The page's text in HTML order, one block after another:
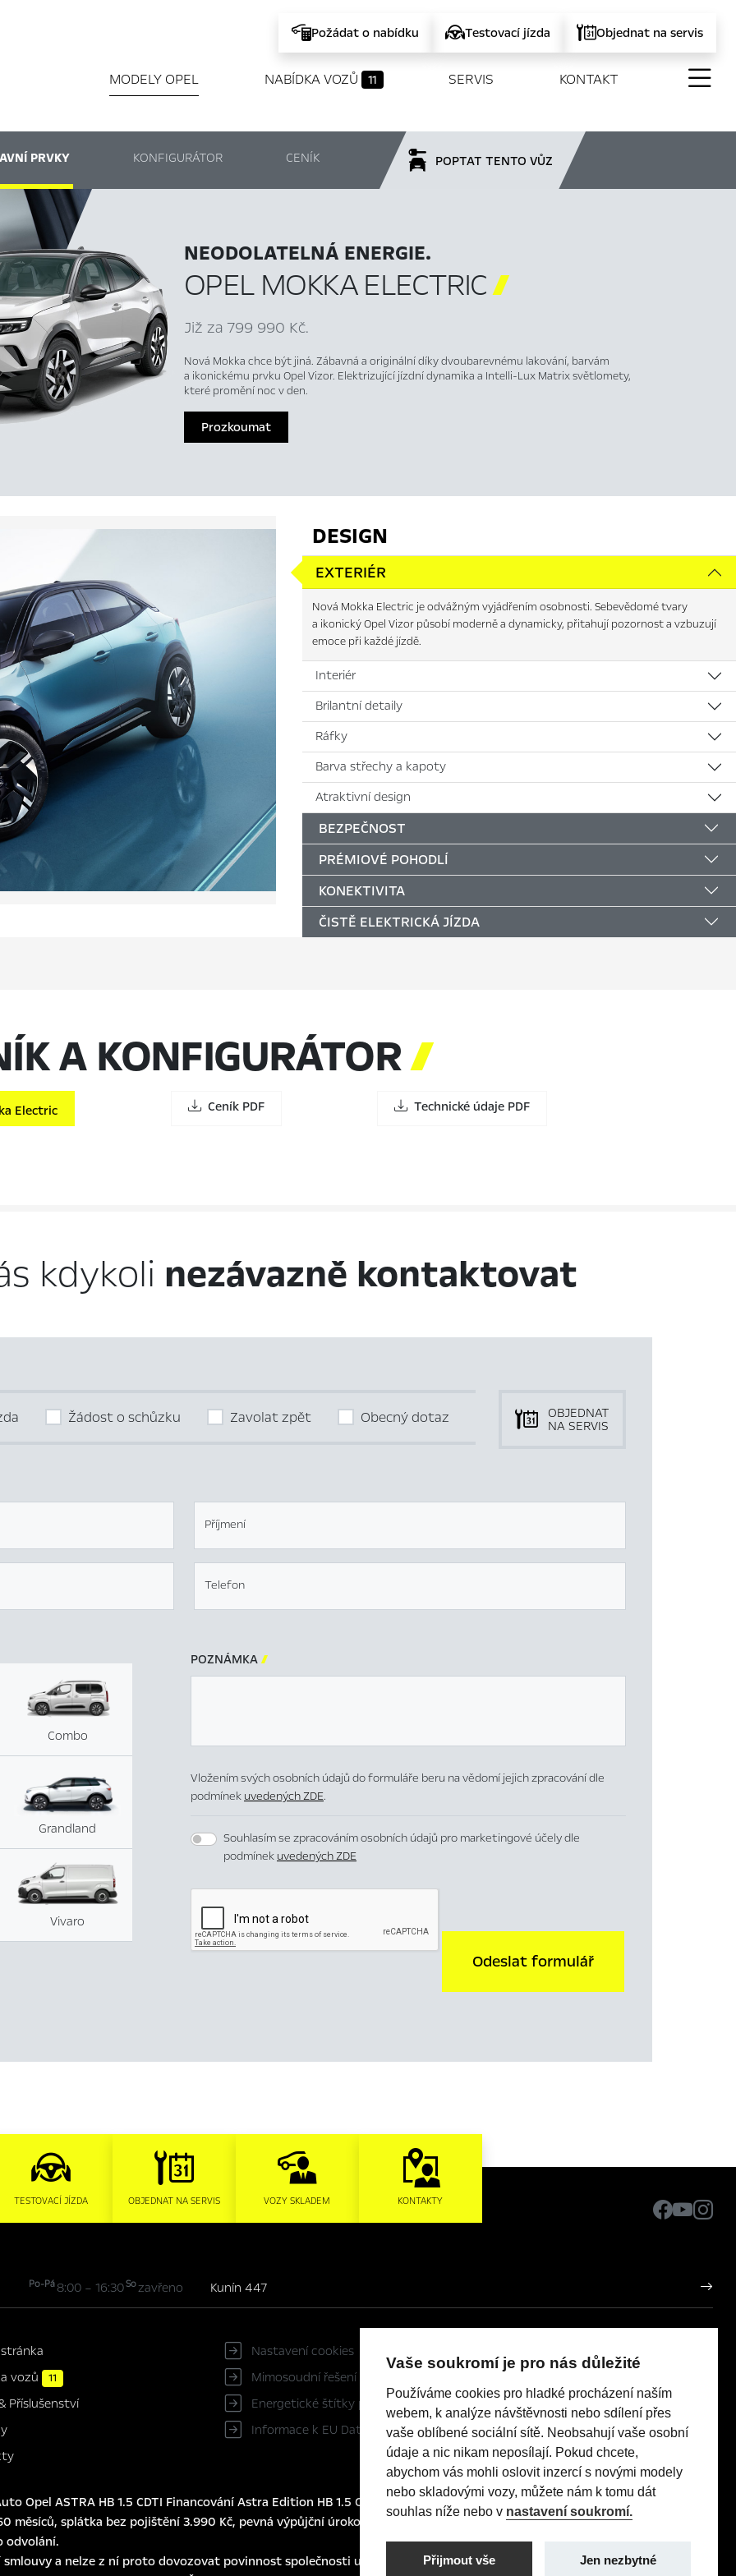
Požádat o nabídku Testovací jízda Objednat na servis
MODELY OPEL NABÍDKA VOZŮ 11 SERVIS KONTAKT
PRVKY KONFIGURÁTOR CENÍK POPTAT TENTO VŮZ
NEODOLATELNÁ ENERGIE.
OPEL MOKKA ELECTRIC
Již za 799 990 Kč.
Nová Mokka chce být jiná. Zábavná a originální díky dvoubarevnému lakování, barvám
a ikonickému prvku Opel Vizor. Elektrizující jízdní dynamika a Intelli-Lux Matrix světlomety,
které promění noc v den.
Prozkoumat
DESIGN
EXTERIÉR
Nová Mokka Electric je odvážným vyjádřením osobnosti. Sebevědomé tvary
a ikonický Opel Vizor působí moderně a dynamicky, přitahují pozornost a vzbuzují
emoce při každé jízdě.
Interiér
Brilantní detaily
Ráfky
Barva střechy a kapoty
Atraktivní design
BEZPEČNOST
PRÉMIOVÉ POHODLÍ
KONEKTIVITA
ČISTĚ ELEKTRICKÁ JÍZDA
A KONFIGURÁTOR
Electric Ceník PDF Technické údaje PDF
kdykoli nezávazně kontaktovat
Žádost o schůzku Zavolat zpět Obecný dotaz
OBJEDNAT
NA SERVIS
Příjmení
Telefon
Combo
Grandland
Vivaro
POZNÁMKA 
Vložením svých osobních údajů do formuláře beru na vědomí jejich zpracování dle
podmínek uvedených ZDE.
Souhlasím se zpracováním osobních údajů pro marketingové účely dle
podmínek uvedených ZDE
Odeslat formulář
TESTOVACÍ JÍZDA OBJEDNAT NA SERVIS VOZY SKLADEM KONTAKTY
Po-Pá8:00 – 16:30Sozavřeno Kunín 447
vozů 11
Příslušenství
Nastavení cookies
Mimosoudní řešení sporů
Energetické štítky pneumatik
Informace k EU Data Act
Realizace 2023Comin.cz, s.r.o.
lead management GROWITO
ASTRA HB 1.5 CDTI Financování Astra Edition HB 1.5 CDTI (96 kW/130 k) AT8: Pořizovací cena s DPH: 579 990 Kč,
splátka bez pojištění 3.990 Kč, pevná výpůjční úroková sazba: 1,24% p.a., nabídka je určena pro fyzické osoby
odvolání.
a nelze z ní proto dovozovat povinnost společnosti uskutečnit jakékoliv transakce.
Vaše soukromí je pro nás důležité
Používáme cookies pro hladké procházení naším
webem, k analýze návštěvnosti nebo sdílení přes
vaše oblíbené sociální sítě. Neobsahují vaše osobní
údaje a nic nikam neposílají. Pokud chcete,
abychom vás mohli oslovit inzercí s novými modely
nebo skladovými vozy, můžete nám k tomu dát
souhlas níže nebo v nastavení soukromí.
Přijmout vše Jen nezbytné